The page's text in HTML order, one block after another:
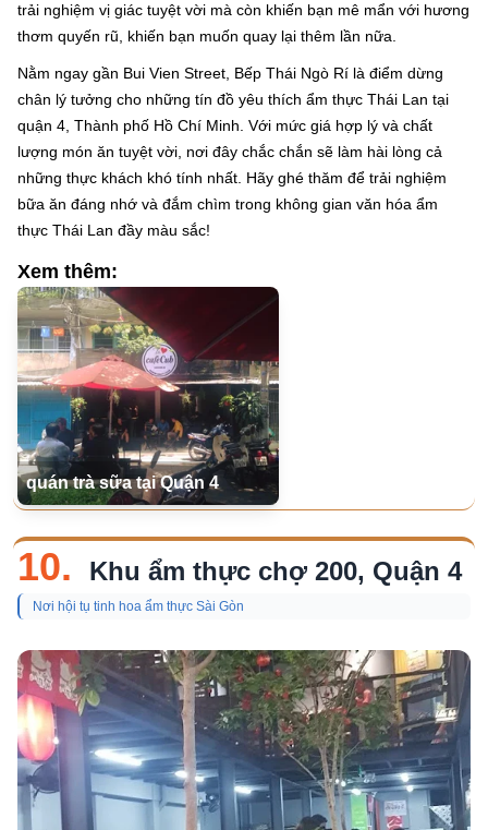
trải nghiệm vị giác tuyệt vời mà còn khiến bạn mê mẩn với hương
thơm quyến rũ, khiến bạn muốn quay lại thêm lần nữa.
Nằm ngay gần Bui Vien Street, Bếp Thái Ngò Rí là điểm dừng
chân lý tưởng cho những tín đồ yêu thích ẩm thực Thái Lan tại
quận 4, Thành phố Hồ Chí Minh. Với mức giá hợp lý và chất
lượng món ăn tuyệt vời, nơi đây chắc chắn sẽ làm hài lòng cả
những thực khách khó tính nhất. Hãy ghé thăm để trải nghiệm
bữa ăn đáng nhớ và đắm chìm trong không gian văn hóa ẩm
thực Thái Lan đầy màu sắc!
Xem thêm:
quán trà sữa tại Quận 4
10. Khu ẩm thực chợ 200, Quận 4
Nơi hội tụ tinh hoa ẩm thực Sài Gòn